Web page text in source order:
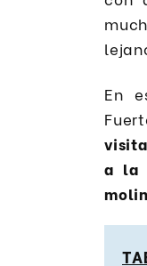
En
a la